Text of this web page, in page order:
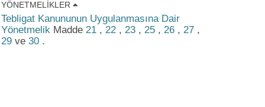
YÖNETMELIKLER
Tebligat Kanununun Uygulanmasına Dair
Yönetmelik Madde 21 , 22 , 23 , 25 , 26 , 27 ,
29 ve 30 .